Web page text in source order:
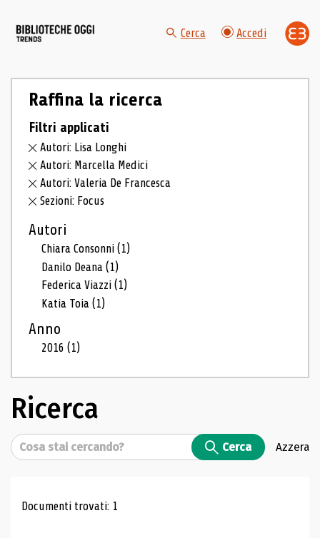
Cerca Accedi
Raffina la ricerca
Filtri applicati
Autori: Lisa Longhi
Autori: Marcella Medici
Autori: Valeria De Francesca
Sezioni: Focus
Autori
Chiara Consonni(1)
Danilo Deana(1)
Federica Viazzi(1)
Katia Toia(1)
Anno
2016(1)
Ricerca
Cerca Cerca Azzera
Risultati di ricerca
Documenti trovati: 1